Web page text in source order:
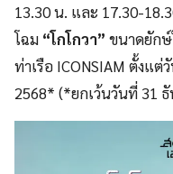
13.30 น. และ 17.30-
โฉม “โกโกวา” ขนาดยัก
ท่าเรือ ICONSIAM ตั้งแ
2568* (*ยกเว้นวันที่ 31